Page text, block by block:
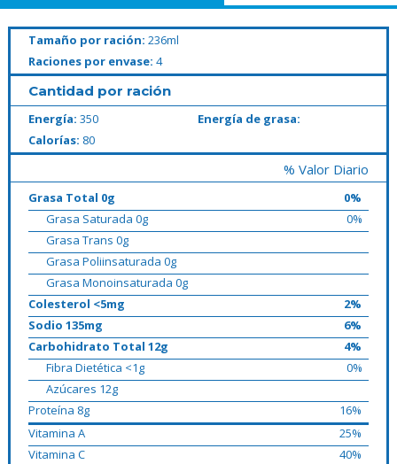
Tamaño por ración: 236ml
Raciones por envase: 4
Cantidad por ración
Energía: 350
Energía de grasa:
Calorías: 80
% Valor Diario
Grasa Total 0g
0%
Grasa Saturada 0g
0%
Grasa Trans 0g
Grasa Poliinsaturada 0g
Grasa Monoinsaturada 0g
Colesterol <5mg
2%
Sodio 135mg
6%
Carbohidrato Total 12g
4%
Fibra Dietética <1g
0%
Azúcares 12g
Proteína 8g
16%
Vitamina A
25%
Vitamina C
40%